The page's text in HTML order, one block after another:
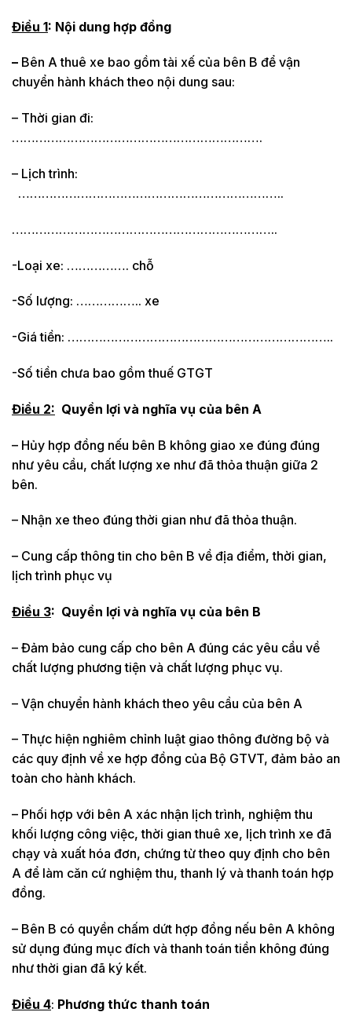
Điều 1: Nội dung hợp đồng
– Bên A thuê xe bao gồm tài xế của bên B để vận
chuyển hành khách theo nội dung sau:
– Thời gian đi:
……………………………………………………….
– Lịch trình:
…………………………………………………………..
…………………………………………………………..
-Loại xe: ……………. chỗ
-Số lượng: …………….. xe
-Giá tiền: …………………………………………………………..
-Số tiền chưa bao gồm thuế GTGT
Điều 2: Quyền lợi và nghĩa vụ của bên A
– Hủy hợp đồng nếu bên B không giao xe đúng đúng
như yêu cầu, chất lượng xe như đã thỏa thuận giữa 2
bên.
– Nhận xe theo đúng thời gian như đã thỏa thuận.
– Cung cấp thông tin cho bên B về địa điểm, thời gian,
lịch trình phục vụ
Điều 3: Quyền lợi và nghĩa vụ của bên B
– Đảm bảo cung cấp cho bên A đúng các yêu cầu về
chất lượng phương tiện và chất lượng phục vụ.
– Vận chuyển hành khách theo yêu cầu của bên A
– Thực hiện nghiêm chỉnh luật giao thông đường bộ và
các quy định về xe hợp đồng của Bộ GTVT, đảm bảo an
toàn cho hành khách.
– Phối hợp với bên A xác nhận lịch trình, nghiệm thu
khối lượng công việc, thời gian thuê xe, lịch trình xe đã
chạy và xuất hóa đơn, chứng từ theo quy định cho bên
A để làm căn cứ nghiệm thu, thanh lý và thanh toán hợp
đồng.
– Bên B có quyền chấm dứt hợp đồng nếu bên A không
sử dụng đúng mục đích và thanh toán tiền không đúng
như thời gian đã ký kết.
Điều 4: Phương thức thanh toán